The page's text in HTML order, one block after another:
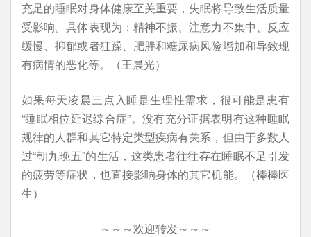
充足的睡眠对身体健康至关重要，失眠将导致生活质量
受影响。具体表现为：精神不振、注意力不集中、反应
缓慢、抑郁或者狂躁、肥胖和糖尿病风险增加和导致现
有病情的恶化等。（王晨光）
如果每天凌晨三点入睡是生理性需求，很可能是患有
“睡眠相位延迟综合症”。没有充分证据表明有这种睡眠
规律的人群和其它特定类型疾病有关系，但由于多数人
过“朝九晚五”的生活，这类患者往往存在睡眠不足引发
的疲劳等症状，也直接影响身体的其它机能。（棒棒医
生）
～～～欢迎转发～～～